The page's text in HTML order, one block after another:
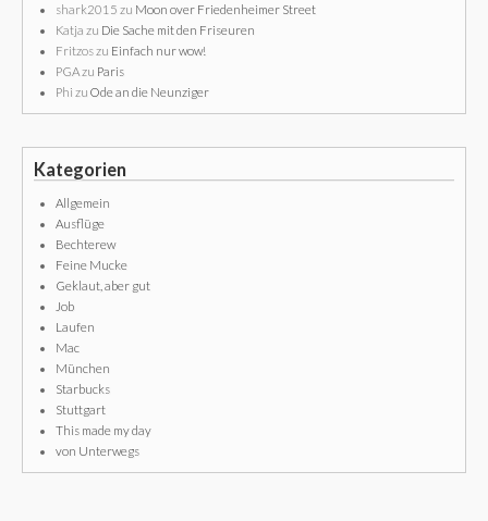
shark2015 zu Moon over Friedenheimer Street
Katja zu Die Sache mit den Friseuren
Fritzoszu Einfach nur wow!
PGAzu Paris
Phi zu Ode an die Neunziger
Kategorien
Allgemein
Ausflüge
Bechterew
Feine Mucke
Geklaut, aber gut
Job
Laufen
Mac
München
Starbucks
Stuttgart
This made my day
von Unterwegs